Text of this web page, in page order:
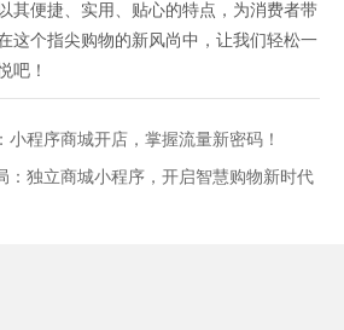
其便捷、实用、贴心的特点，为消费者带
这个指尖购物的新风尚中，让我们轻松一
吧！
小程序商城开店，掌握流量新密码！
：独立商城小程序，开启智慧购物新时代